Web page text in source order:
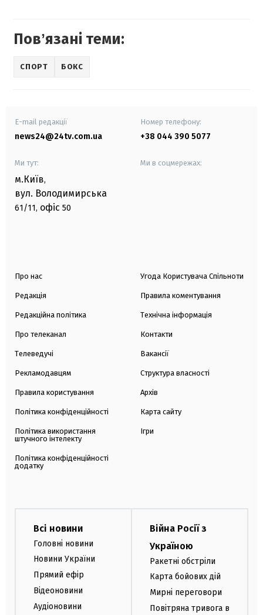
Повʼязані теми:
СПОРТ БОКС
E-mail редакції
news24@24tv.com.ua
Номер телефону:
+38 044 390 5077
Ми тут:
м.Київ,
вул. Володимирська
61/11, офіс 50
Ми в соцмережах:
Про нас
Редакція
Редакційна політика
Про телеканал
Телеведучі
Рекламодавцям
Правила користування
Політика конфіденційності
Політика використання
штучного інтелекту
Політика конфіденційності
додатку
Угода Користувача Спільноти
Правила коментування
Технічна інформація
Контакти
Вакансії
Структура власності
Архів
Карта сайту
Ігри
Всі новини
Головні новини
Новини України
Прямий ефір
Відеоновини
Аудіоновини
Війна Росії з
Україною
Ракетні обстріли
Карта бойових дій
Мирні переговори
Повітряна тривога в